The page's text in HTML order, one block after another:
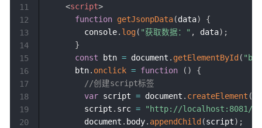
<script>
function getJsonpData(data)
{
        console
. log( "获取数据：" , data) ;
}
const btn = document . getElementById (
      btn
. onclick = function ( )
{
//创建script标签
var script = document . createElement (
        script
. src =
"http://localhost:8081/
        document
. body. appendChild (script) ;
11
12
13
14
15
16
17
18
19
20